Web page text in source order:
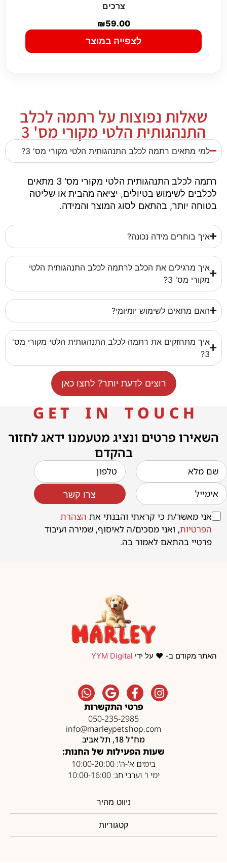
צרכים
₪59.00
לצפייה במוצר
שאלות נפוצות על רתמה לכלב
התנהגותית הלטי מקורי מס' 3
למי מתאים רתמה לכלב התנהגותית הלטי מקורי מס' 3?
רתמה לכלב התנהגותית הלטי מקורי מס' 3 מתאים
לכלבים לשימוש בטיולים, יציאה מהבית או שליטה
בטוחה יותר, בהתאם לסוג המוצר והמידה.
איך בוחרים מידה נכונה?
איך מרגילים את הכלב לרתמה לכלב התנהגותית הלטי
מקורי מס' 3?
האם מתאים לשימוש יומיומי?
איך מתחזקים את רתמה לכלב התנהגותית הלטי מקורי מס'
3?
רוצים לדעת יותר? לחצו כאן
G E T I N T O U C H
השאירו פרטים ונציג מטעמנו ידאג לחזור
בהקדם
אני מאשר/ת כי קראתי והבנתי את הצהרת
הפרטיות, ואני מסכים/ה לאיסוף, שמירה ועיבוד
פרטיי בהתאם לאמור בה.
צרו קשר
האתר מקודם ב- ❤️ על ידי YYM Digital
פרטי התקשרות
050-235-2985
info@marleypetshop.com
מח"ל 18, תל אביב
שעות הפעילות של החנות:
בימים א'-ה': 10:00-20:00
ימי ו' וערבי חג: 10:00-16:00
ניווט מהיר
קטגוריות